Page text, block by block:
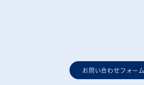
お問い合わせフォーム